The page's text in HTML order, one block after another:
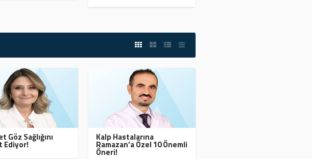
Göz Sağlığını
Ediyor!
Kalp Hastalarına
Ramazan’a Özel 10 Önemli
Öneri!